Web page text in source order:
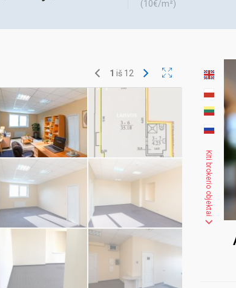
(10€/m²)
1 iš 12
Kiti brokerio objektai